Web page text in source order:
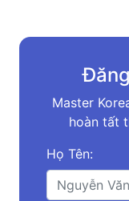
Master
hoàn tất
Họ Tên: